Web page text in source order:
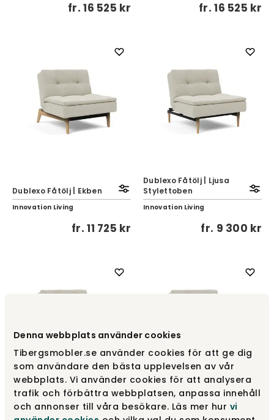
Denna webbplats använder cookies
Tibergsmobler.se använder cookies för att ge dig
som användare den bästa upplevelsen av vår
webbplats. Vi använder cookies för att analysera
trafik och förbättra webbplatsen, anpassa innehåll
och annonser till våra besökare. Läs mer hur vi
fr.16 525 kr fr.16 525 kr
Dublexo Fåtölj | Ekben
Innovation Living
fr.11 725 kr
Dublexo Fåtölj | Ljusa
Stylettoben
Innovation Living
fr. 9 300 kr
Dublexo Fåtölj | Mörka
Stylettoben
Dublexo Fåtölj | Svarta
Stylettoben